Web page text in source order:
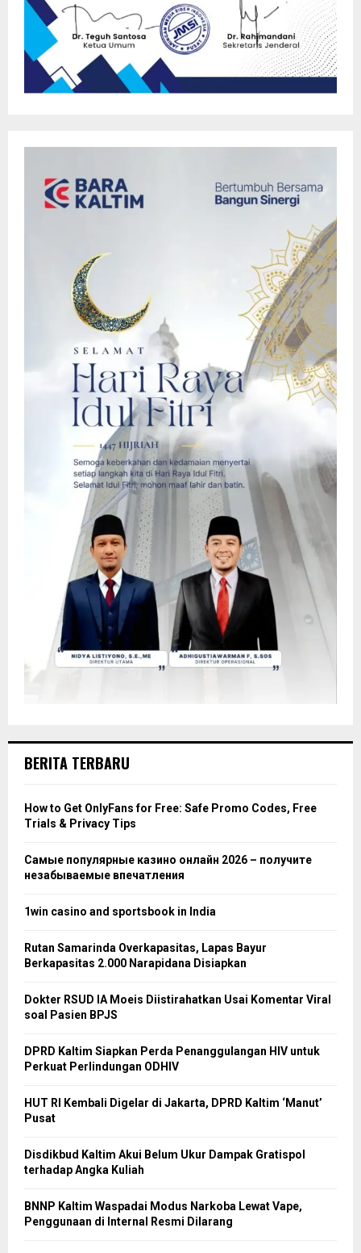
BERITA TERBARU
How to Get OnlyFans for Free: Safe Promo Codes, Free
Trials & Privacy Tips
Самые популярные казино онлайн 2026 – получите
незабываемые впечатления
1win casino and sportsbook in India
Rutan Samarinda Overkapasitas, Lapas Bayur
Berkapasitas 2.000 Narapidana Disiapkan
Dokter RSUD IA Moeis Diistirahatkan Usai Komentar Viral
soal Pasien BPJS
DPRD Kaltim Siapkan Perda Penanggulangan HIV untuk
Perkuat Perlindungan ODHIV
HUT RI Kembali Digelar di Jakarta, DPRD Kaltim ‘Manut’
Pusat
Disdikbud Kaltim Akui Belum Ukur Dampak Gratispol
terhadap Angka Kuliah
BNNP Kaltim Waspadai Modus Narkoba Lewat Vape,
Penggunaan di Internal Resmi Dilarang